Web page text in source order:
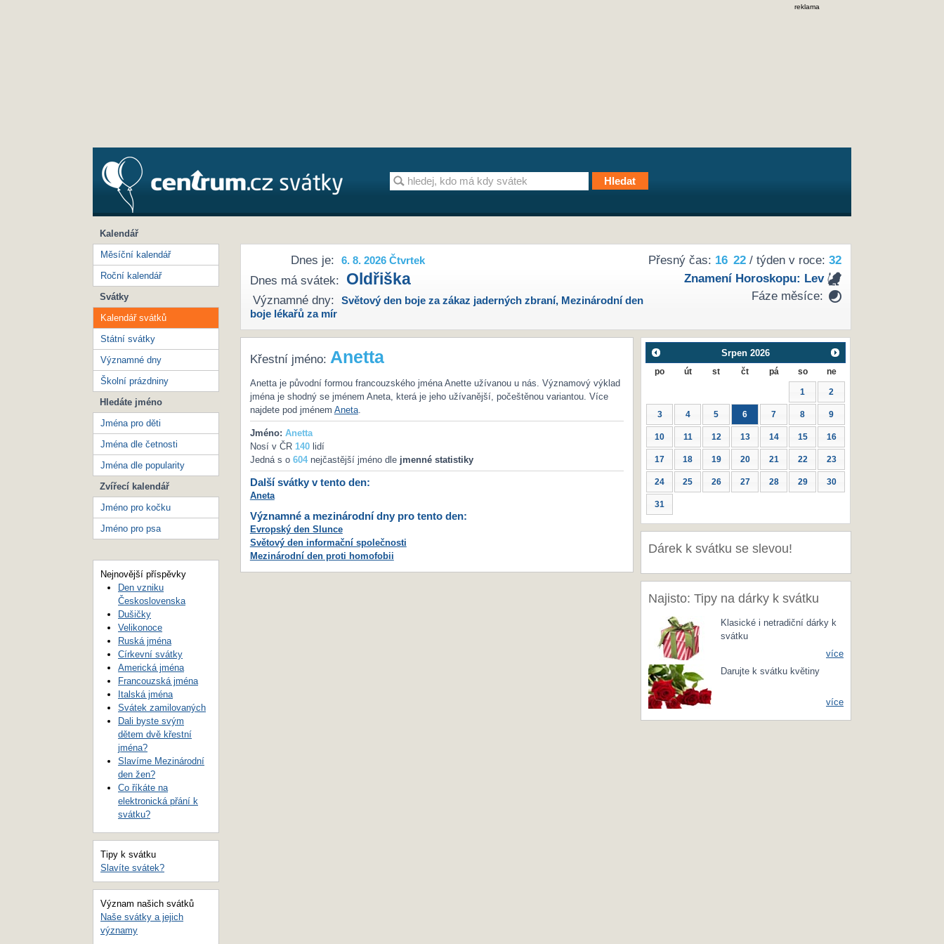
reklama
Přesný čas: 16 22/ týden v roce: 32
Znamení Horoskopu: Lev
Fáze měsíce:
Dnes je: 6. 8. 2026 Čtvrtek
Dnes má svátek: Oldřiška
Významné dny: Světový den boje za zákaz jaderných zbraní, Mezinárodní den
boje lékařů za mír
Křestní jméno: Anetta
Anetta je původní formou francouzského jména Anette užívanou u nás. Významový výklad
jména je shodný se jménem Aneta, která je jeho užívanější, počeštěnou variantou. Více
najdete pod jménem Aneta.
Jméno: Anetta
Nosí v ČR 140lidí
Jedná s o 604nejčastější jméno dle jmenné statistiky
Další svátky v tento den:
Aneta
Významné a mezinárodní dny pro tento den:
Evropský den Slunce
Světový den informační společnosti
Mezinárodní den proti homofobii
Srpen 2026
po út st čt pá so ne
1 2
3 4 5 6 7 8 9
10 11 12 13 14 15 16
17 18 19 20 21 22 23
24 25 26 27 28 29 30
31
Dárek k svátku se slevou!
Najisto: Tipy na dárky k svátku
Klasické i netradiční dárky k
svátku
více
Darujte k svátku květiny
více
Kalendář
Měsíční kalendář
Roční kalendář
Svátky
Kalendář svátků
Státní svátky
Významné dny
Školní prázdniny
Hledáte jméno
Jména pro děti
Jména dle četnosti
Jména dle popularity
Zvířecí kalendář
Jméno pro kočku
Jméno pro psa
Nejnovější příspěvky
Den vzniku
Československa
Dušičky
Velikonoce
Ruská jména
Církevní svátky
Americká jména
Francouzská jména
Italská jména
Svátek zamilovaných
Dali byste svým
dětem dvě křestní
jména?
Slavíme Mezinárodní
den žen?
Co říkáte na
elektronická přání k
svátku?
Tipy k svátku
Slavíte svátek?
Význam našich svátků
Naše svátky a jejich
významy